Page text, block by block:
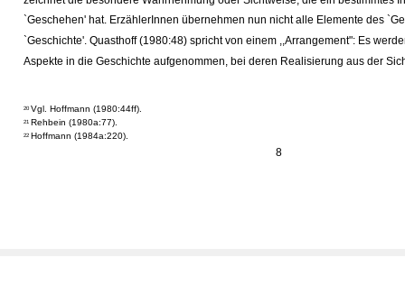
8
`Geschehen' hat. ErzählerInnen übernehmen nun nicht alle Elemente des
`Geschichte'. Quasthoff (1980:48) spricht von einem ,,Arrangement": Es
Aspekte in die Geschichte aufgenommen, bei deren Realisierung aus der
20 Vgl. Hoffmann (1980:44ff).
21 Rehbein (1980a:77).
22 Hoffmann (1984a:220).